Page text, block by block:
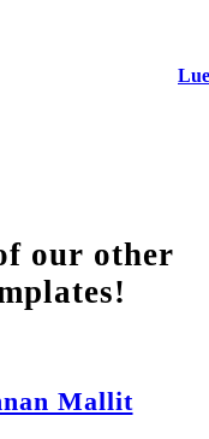
our other
Mallit